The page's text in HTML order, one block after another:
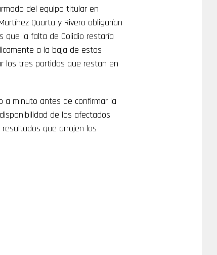
del equipo titular en
Quarta y Rivero obligarían
que la falta de Colidio restaría
a la baja de estos
los tres partidos que restan en
a minuto antes de confirmar la
de los afectados
que arrojen los